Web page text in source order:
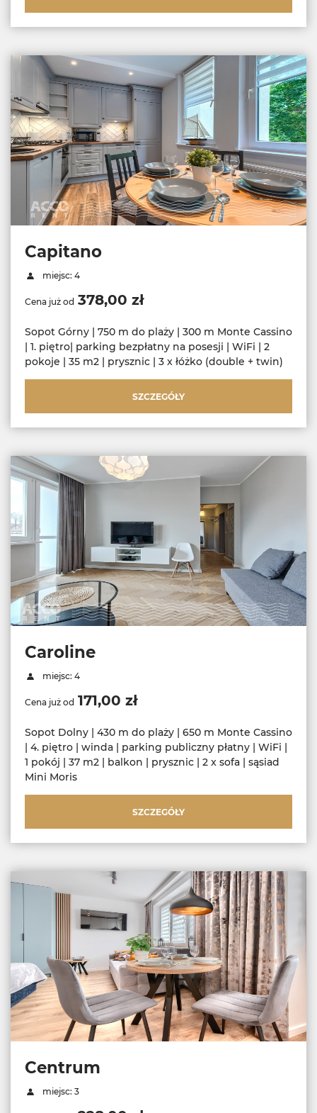
Capitano
miejsc: 4
Cena już od 378,00 zł
Sopot Górny | 750 m do plaży | 300 m Monte Cassino
| 1. piętro| parking bezpłatny na posesji | WiFi | 2
pokoje | 35 m2 | prysznic | 3 x łóżko (double + twin)
SZCZEGÓŁY
Caroline
miejsc: 4
Cena już od 171,00 zł
Sopot Dolny | 430 m do plaży | 650 m Monte Cassino
| 4. piętro | winda | parking publiczny płatny | WiFi |
1 pokój | 37 m2 | balkon | prysznic | 2 x sofa | sąsiad
Mini Moris
SZCZEGÓŁY
Centrum
miejsc: 3